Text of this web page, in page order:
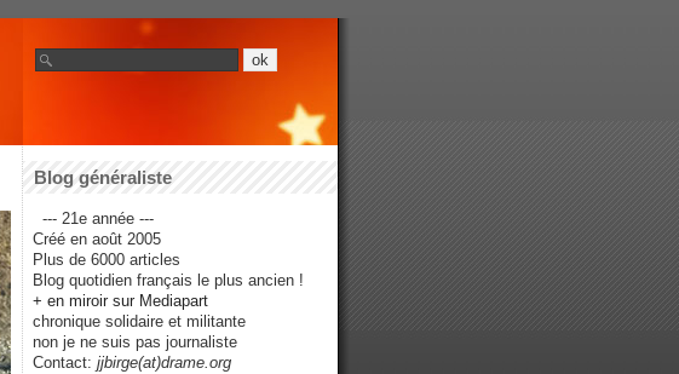
Blog généraliste
--- 21e année ---
Créé en août 2005
Plus de 6000 articles
Blog quotidien français le plus ancien !
+ en miroir sur Mediapart
chronique solidaire et militante
non je ne suis pas journaliste
Contact: jjbirge(at)drame.org